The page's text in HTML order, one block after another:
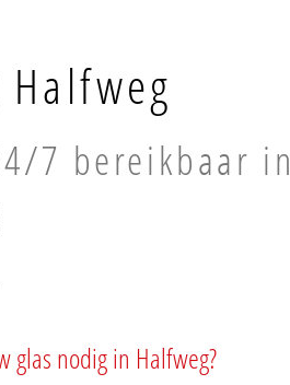
7 bereikbaar in
glas nodig in Halfweg?